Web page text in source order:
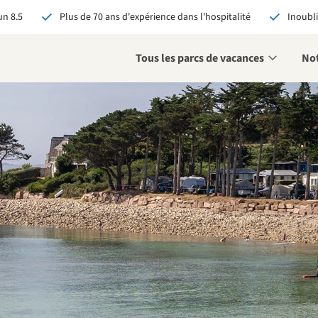
8.5 Plus de 70 ans d'expérience dans l'hospitalité
Tous les parcs de vacances
via RCN, vous
garantie du meilleur prix
avantages exclusifs
contact personnalisé
tous les avantages